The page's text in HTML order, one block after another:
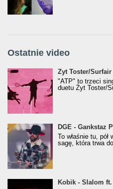
Ostatnie video
Żyt Toster/SurfAir - ATP
Żyt Toster/
"ATP" to trzeci
duetu Żyt Toster/
donGURALesko z
Klasyczny/
(Popkillery 2023)
DGE - Gankstaz
To właśnie tu,
sagę, która trwa
Kobik - Slalom ft. Jan-
Kobik - Slalom